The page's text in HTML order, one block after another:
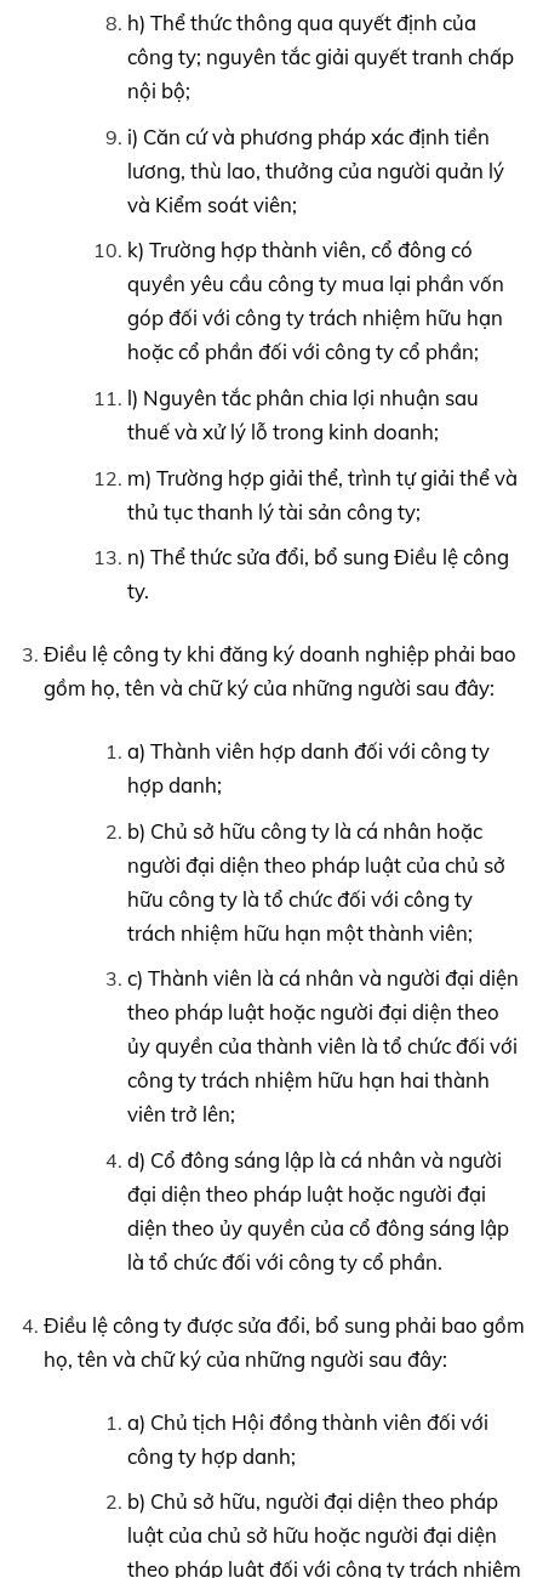
h) Thể thức thông qua quyết định của
công ty; nguyên tắc giải quyết tranh chấp
nội bộ;
i) Căn cứ và phương pháp xác định tiền
lương, thù lao, thưởng của người quản lý
và Kiểm soát viên;
k) Trường hợp thành viên, cổ đông có
quyền yêu cầu công ty mua lại phần vốn
góp đối với công ty trách nhiệm hữu hạn
hoặc cổ phần đối với công ty cổ phần;
l) Nguyên tắc phân chia lợi nhuận sau
thuế và xử lý lỗ trong kinh doanh;
m) Trường hợp giải thể, trình tự giải thể và
thủ tục thanh lý tài sản công ty;
n) Thể thức sửa đổi, bổ sung Điều lệ công
ty.
Điều lệ công ty khi đăng ký doanh nghiệp phải bao
gồm họ, tên và chữ ký của những người sau đây:
a) Thành viên hợp danh đối với công ty
hợp danh;
b) Chủ sở hữu công ty là cá nhân hoặc
người đại diện theo pháp luật của chủ sở
hữu công ty là tổ chức đối với công ty
trách nhiệm hữu hạn một thành viên;
c) Thành viên là cá nhân và người đại diện
theo pháp luật hoặc người đại diện theo
ủy quyền của thành viên là tổ chức đối với
công ty trách nhiệm hữu hạn hai thành
viên trở lên;
d) Cổ đông sáng lập là cá nhân và người
đại diện theo pháp luật hoặc người đại
diện theo ủy quyền của cổ đông sáng lập
là tổ chức đối với công ty cổ phần.
Điều lệ công ty được sửa đổi, bổ sung phải bao gồm
họ, tên và chữ ký của những người sau đây:
a) Chủ tịch Hội đồng thành viên đối với
công ty hợp danh;
b) Chủ sở hữu, người đại diện theo pháp
luật của chủ sở hữu hoặc người đại diện
theo pháp luật đối với công ty trách nhiệm